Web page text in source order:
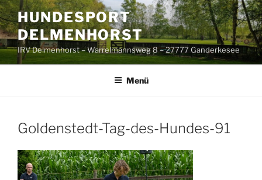
Zum
Inhalt
springen
HUNDESPORT
DELMENHORST
IRV Delmenhorst – Warrelmannsweg 8 – 27777 Ganderkesee
Menü
Goldenstedt-Tag-des-Hundes-91